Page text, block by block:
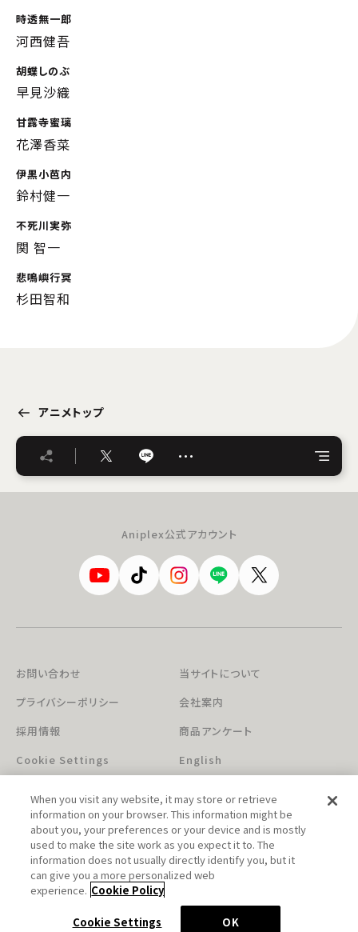
時透無一郎
河西健吾
胡蝶しのぶ
早見沙織
甘露寺蜜璃
花澤香菜
伊黒小芭内
鈴村健一
不死川実弥
関 智一
悲鳴嶼行冥
杉田智和
アニメトップ
…
Aniplex公式アカウント
お問い合わせ
当サイトについて
プライバシーポリシー
会社案内
採用情報
商品アンケート
Cookie Settings
English
このホームページに掲載されている著作物の無断利用を禁じます。
© Aniplex Inc. All rights reserved.
When you visit any website, it may store or retrieve
information on your browser. This information might be
about you, your preferences or your device and is mostly
used to make the site work as you expect it to. The
information does not usually directly identify you, but it
can give you a more personalized web
experience. Cookie Policy
Cookie Settings OK